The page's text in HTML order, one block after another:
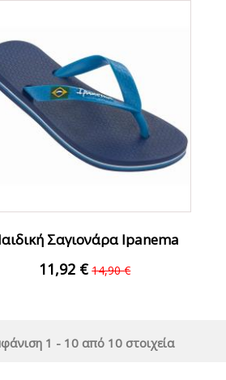
Σαγιονάρα Ipanema
11,92 € 14,90 €
1 - 10 από 10 στοιχεία